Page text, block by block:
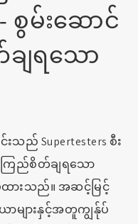
- စွမ်းဆောင်
ျရသော
းသည် Supertesters စီး
ြည်စိတ်ချရသော
ားသည်။ အဆင့်မြင့်
များနှင့်အတူကျွန်ုပ်